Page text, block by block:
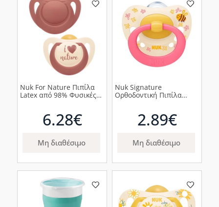
Nuk For Nature Πιπίλα
Latex από 98% Φυσικές
6.28€
Μη διαθέσιμο
Nuk Signature
Ορθοδοντική Πιπίλα
2.89€
Μη διαθέσιμο